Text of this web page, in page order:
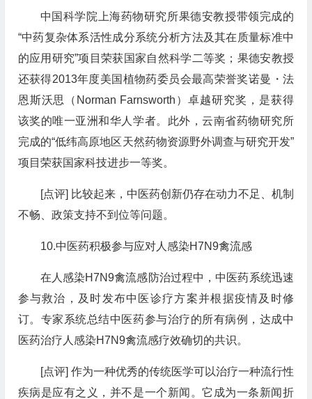
中国科学院上海药物研究所果德安教授带领完成的
“中药复杂体系活性成分系统分析方法及其在质量标准中
的应用研究”项目荣获国家自然科学二等奖；果德安教授
还获得2013年度美国植物药委员会最高荣誉奖诺曼・法
恩斯沃思（Norman Farnsworth）卓越研究奖，是获得
该奖的唯一亚洲和华人学者。此外，云南省药物研究所
完成的“低纬高原地区天然药物资源野外调查与研究开发”
项目荣获国家科技进步一等奖。
[点评] 比较起来，中医药创新仍存在动力不足、机制
不畅、政策支持不到位等问题。
10.中医药积极参与应对人感染H7N9禽流感
在人感染H7N9禽流感防治过程中，中医药系统迅速
参与救治，及时发布中医诊疗方案并根据疫情及时修
订。专家系统总结中医药参与治疗的所有病例，达成中
医药治疗人感染H7N9禽流感疗效确切的共识。
[点评] 作为一种优秀的传统医学可以治疗一种流行性
疾病是应有之义，并不是一个新闻。它成为一条新闻折